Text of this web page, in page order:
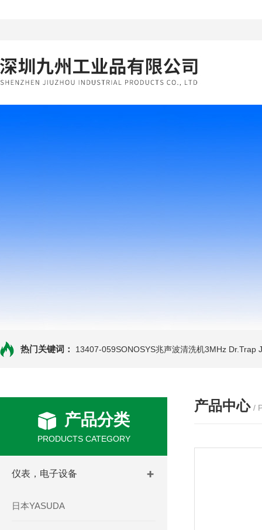
热门关键词： 13407-059SONOSYS兆声波清洗机3MHz Dr.Trap
产品分类
PRODUCTS CATEGORY
仪表，电子设备
日本YASUDA
产品中心 /